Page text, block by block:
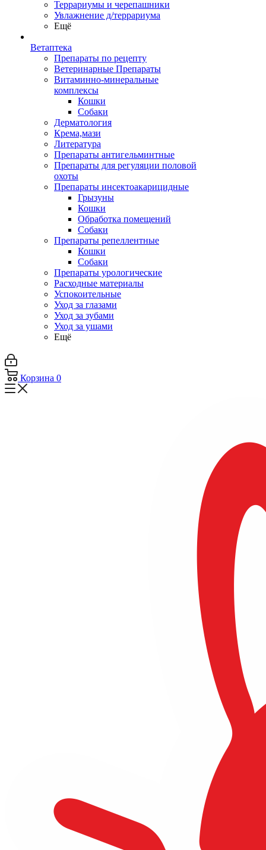
Террариумы и черепашники
Увлажнение д/террариума
Ещё
Ветаптека
Препараты по рецепту
Ветеринарные Препараты
Витаминно-минеральные
комплексы
Кошки
Собаки
Дерматология
Крема,мази
Литература
Препараты антигельминтные
Препараты для регуляции половой
охоты
Препараты инсектоакарицидные
Грызуны
Кошки
Обработка помещений
Собаки
Препараты репеллентные
Кошки
Собаки
Препараты урологические
Расходные материалы
Успокоительные
Уход за глазами
Уход за зубами
Уход за ушами
Ещё
Корзина 0